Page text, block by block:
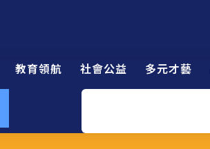
教育領航 社會公益 多元才藝